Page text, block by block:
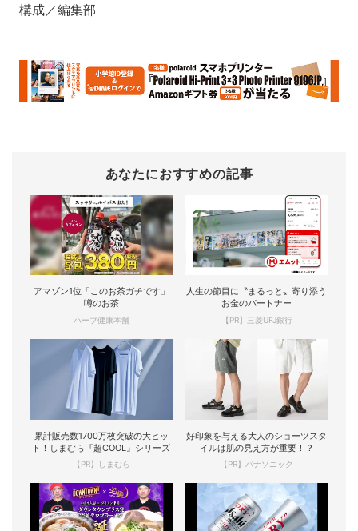
構成／編集部
あなたにおすすめの記事
アマゾン1位「このお茶ガチです」
噂のお茶
ハーブ健康本舗
人生の節目に〝まるっと〟寄り添う
お金のパートナー
【PR】三菱UFJ銀行
累計販売数1700万枚突破の大ヒッ
ト！しまむら『超COOL』シリーズ
【PR】しまむら
好印象を与える大人のショーツスタ
イルは肌の見え方が重要！？
【PR】パナソニック